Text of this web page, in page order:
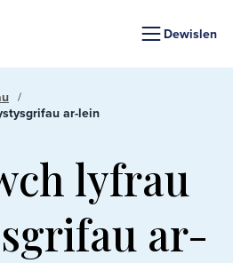
Dewislen
ar-lein
lyfrau
ar-